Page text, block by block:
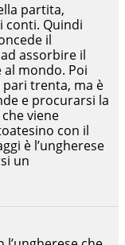
partita,
conti. Quindi
il
assorbire il
mondo. Poi
pari trenta, ma è
e procurarsi la
viene
con il
è l’ungherese
un